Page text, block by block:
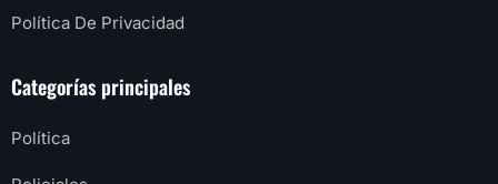
Política De Privacidad
Categorías principales
Política